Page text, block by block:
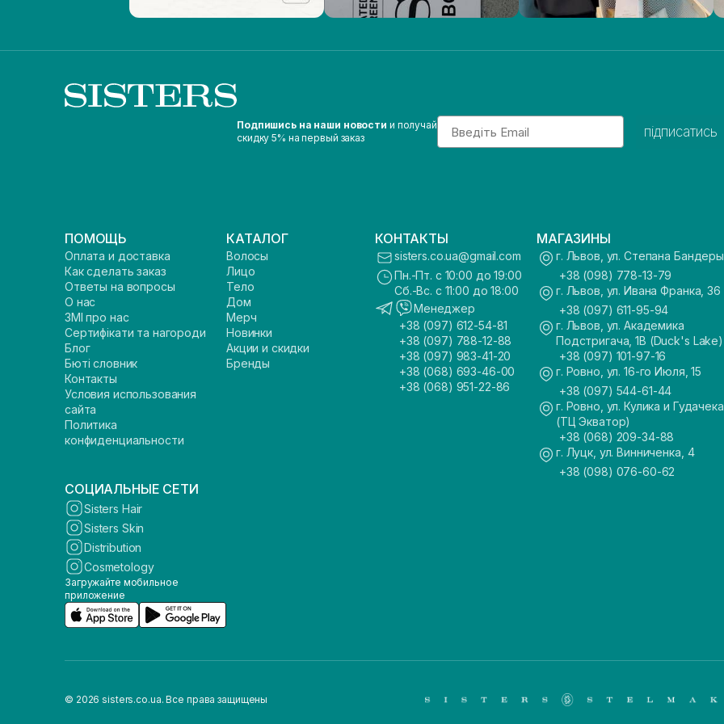
Подпишись на наши новости и получай
скидку 5% на первый заказ
Email
підписатись
ПОМОЩЬ
Оплата и доставка
Как сделать заказ
Ответы на вопросы
О нас
ЗМІ про нас
Сертифікати та нагороди
Блог
Бюті словник
Контакты
Условия использования
сайта
Политика
конфиденциальности
КАТАЛОГ
Волосы
Лицо
Тело
Дом
Мерч
Новинки
Акции и скидки
Бренды
КОНТАКТЫ
sisters.co.ua@gmail.com
Пн.-Пт. с 10:00 до 19:00
Сб.-Вс. с 11:00 до 18:00
Менеджер
+38 (097) 612-54-81
+38 (097) 788-12-88
+38 (097) 983-41-20
+38 (068) 693-46-00
+38 (068) 951-22-86
МАГАЗИНЫ
г. Львов, ул. Степана
+38 (098) 778-13-79
г. Львов, ул. Ивана Франка, 36
+38 (097) 611-95-94
г. Львов, ул. Академика
Подстригача, 1В (Duck's Lake)
+38 (097) 101-97-16
г. Ровно, ул. 16-го Июля, 15
+38 (097) 544-61-44
г. Ровно, ул. Кулика и
(ТЦ Экватор)
+38 (068) 209-34-88
г. Луцк, ул. Винниченка, 4
+38 (098) 076-60-62
СОЦИАЛЬНЫЕ СЕТИ
Sisters Hair
Sisters Skin
Distribution
Cosmetology
Загружайте мобильное
приложение
© 2026 sisters.co.ua. Все права защищены